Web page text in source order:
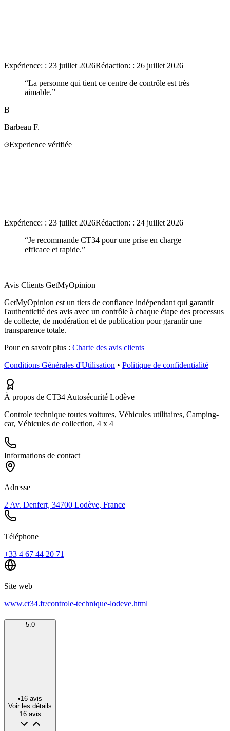
Expérience: : 23 juillet 2026Rédaction: : 26 juillet 2026
“La personne qui tient ce centre de contrôle est très
aimable.”
B
Barbeau F.
Experience vérifiée
Expérience: : 23 juillet 2026Rédaction: : 24 juillet 2026
“Je recommande CT34 pour une prise en charge
efficace et rapide.”
Avis Clients GetMyOpinion
GetMyOpinion est un tiers de confiance indépendant qui garantit
l'authenticité des avis avec un contrôle à chaque étape des processus
de collecte, de modération et de publication pour garantir une
transparence totale.
Pour en savoir plus : Charte des avis clients
Conditions Générales d'Utilisation • Politique de confidentialité
À propos de CT34 Autosécurité Lodève
Controle technique toutes voitures, Véhicules utilitaires, Camping-
car, Véhicules de collection, 4 x 4
Informations de contact
Adresse
2 Av. Denfert, 34700 Lodève, France
Téléphone
+33 4 67 44 20 71
Site web
www.ct34.fr/controle-technique-lodeve.html
5.0
•16 avis
Voir les détails
16 avis